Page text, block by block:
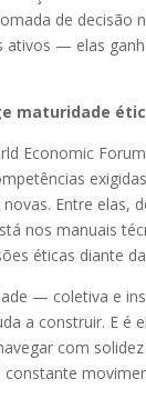
de decisão
ativos — elas
maturidade
Economic
Entre elas,
nos manuais
éticas diante
— coletiva e
a construir. E é
com